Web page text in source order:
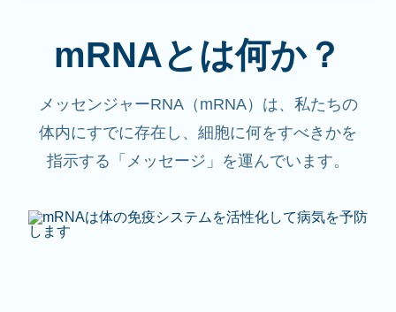
mRNAとは何か？
メッセンジャーRNA（mRNA）は、私たちの
体内にすでに存在し、細胞に何をすべきかを
指示する「メッセージ」を運んでいます。